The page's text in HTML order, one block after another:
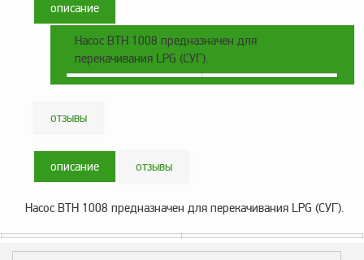
Соединительная
арматура
Устройства
заземления
автоцистерн и
СЕНСОР
Газоаналитическое
оборудование
описание
Насос BTH 1008 предназначен для
перекачивания LPG (СУГ).
отзывы
описание отзывы
Насос BTH 1008 предназначен для перекачивания LPG (СУГ).